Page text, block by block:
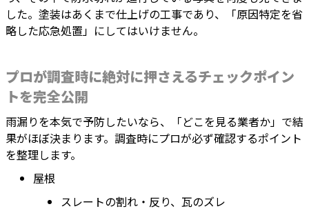
した。塗装はあくまで仕上げの工事であり、「原因特定を省
略した応急処置」にしてはいけません。
プロが調査時に絶対に押さえるチェックポイン
トを完全公開
雨漏りを本気で予防したいなら、「どこを見る業者か」で結
果がほぼ決まります。調査時にプロが必ず確認するポイント
を整理します。
屋根
スレートの割れ・反り、瓦のズレ